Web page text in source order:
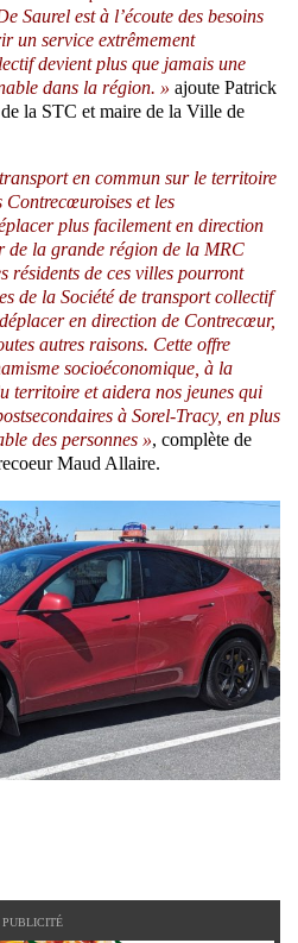
Saurel est à l’écoute des besoins
un service extrêmement
devient plus que jamais une
dans la région. » ajoute Patrick
la STC et maire de la Ville de
en commun sur le territoire
et les
plus facilement en direction
de la grande région de la MRC
résidents de ces villes pourront
de la Société de transport collectif
en direction de Contrecœur,
autres raisons. Cette offre
socioéconomique, à la
territoire et aidera nos jeunes qui
à Sorel-Tracy, en plus
des personnes », complète de
Maud Allaire.
PUBLICITÉ